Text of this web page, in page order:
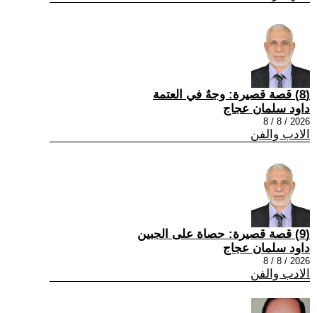
(8) قصة قصيرة: وجهٌ في العتمة
داود سلمان عجاج
2026 / 8 / 8
الادب والفن
(9) قصة قصيرة: حصاة على الجبين
داود سلمان عجاج
2026 / 8 / 8
الادب والفن